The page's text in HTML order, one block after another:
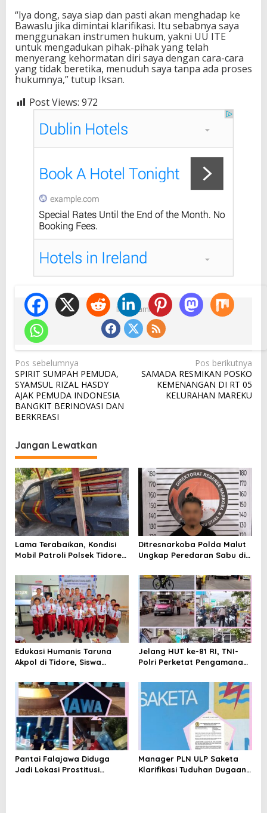
“Iya dong, saya siap dan pasti akan menghadap ke
Bawaslu jika dimintai klarifikasi. Itu sebabnya saya
menggunakan instrumen hukum, yakni UU ITE
untuk mengadukan pihak-pihak yang telah
menyerang kehormatan diri saya dengan cara-cara
yang tidak beretika, menuduh saya tanpa ada proses
hukumnya,” tutup Iksan.
Post Views: 972
Ikuti Kami
N
a
v
i
a
s
i
p
o
s
Pos sebelumnya
SPIRIT SUMPAH PEMUDA,
SYAMSUL RIZAL HASDY
AJAK PEMUDA INDONESIA
BANGKIT BERINOVASI DAN
BERKREASI
Pos berikutnya
SAMADA RESMIKAN POSKO
KEMENANGAN DI RT 05
KELURAHAN MAREKU
Jangan Lewatkan
Lama Terabaikan, Kondisi
Mobil Patroli Polsek Tidore
Kapolda
Ditresnarkoba Polda Malut
Ungkap Peredaran Sabu di
Pengedar Diamankan
Edukasi Humanis Taruna
Akpol di Tidore, Siswa
Mandiri
Jelang HUT ke-81 RI, TNI-
Polri Perketat Pengamanan
Pemeriksaan Kendaraan
hingga Patroli Rutin
Pantai Falajawa Diduga
Jadi Lokasi Prostitusi
Manager PLN ULP Saketa
Klarifikasi Tuduhan Dugaan